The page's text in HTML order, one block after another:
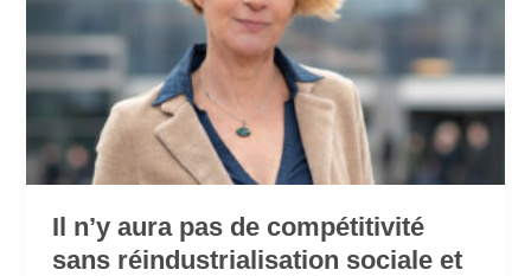
Il n’y aura pas de compétitivité
sans réindustrialisation sociale et
réindustrialisation
sociale
et
environnementale
de
l’Europe